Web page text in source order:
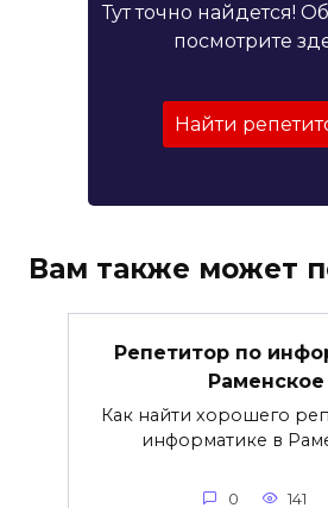
Тут точно найдется!
посмотрите
Найти
Вам также может
Репетитор по
Раменское
Как найти хорошего
информатике в
0 141